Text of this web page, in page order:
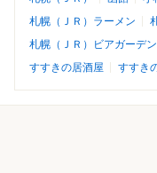
札幌（ＪＲ）ラーメン
札幌（ＪＲ）ビアガーデン
すすきの居酒屋
すすき